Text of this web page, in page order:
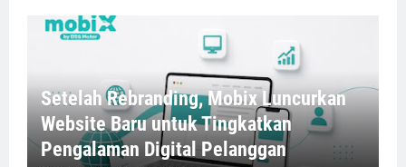
Setelah Rebranding, Mobix Luncurkan
Website Baru untuk Tingkatkan
Pengalaman Digital Pelanggan